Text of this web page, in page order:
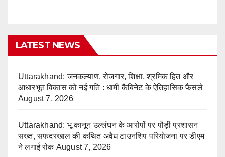
LATEST NEWS
Uttarakhand: जनकल्याण, रोजगार, शिक्षा, श्रमिक हित और
आधारभूत विकास को नई गति : धामी कैबिनेट के ऐतिहासिक फैसले
August 7, 2026
Uttarakhand: भू कानून उल्लंघन के आरोपों पर पौड़ी प्रशासन
सख्त, सफदरखाल की कथित अवैध टाउनशिप परियोजना पर डीएम
ने लगाई रोक August 7, 2026